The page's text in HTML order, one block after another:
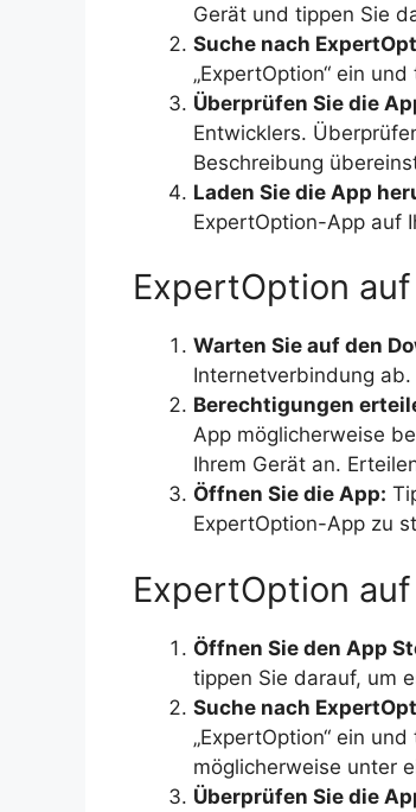
Gerät und tippen Sie
Suche nach
„ExpertOption“ ein
Überprüfen Sie die
Entwicklers.
Beschreibung
Laden Sie die App
ExpertOption-App auf
ExpertOption
Warten Sie auf den
Internetverbindung ab.
Berechtigungen
App möglicherweise
Ihrem Gerät an.
Öffnen Sie die App:
ExpertOption-App zu
ExpertOption
Öffnen Sie den App
tippen Sie darauf, um
Suche nach
„ExpertOption“ ein
möglicherweise unter
Überprüfen Sie die